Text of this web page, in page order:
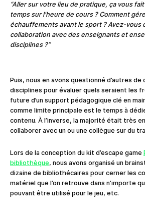
“Aller sur votre lieu de pratique, ça vous
temps sur l’heure de cours ? Comment
échauffements avant le sport ? Avez-vous
collaboration avec des enseignants et
disciplines ?”
Puis, nous en avons questionné d’autres
disciplines pour évaluer quels seraient les
future d’un support pédagogique clé en
comme limite principale est le temps à
contenu. À l’inverse, la majorité était très
collaborer avec un ou une collègue sur du
Lors de la conception du kit d’escape game
bibliothèque, nous avons organisé un
dizaine de bibliothécaires pour cerner les
matériel que l’on retrouve dans n’importe
pouvant être utilisé pour le jeu, etc.